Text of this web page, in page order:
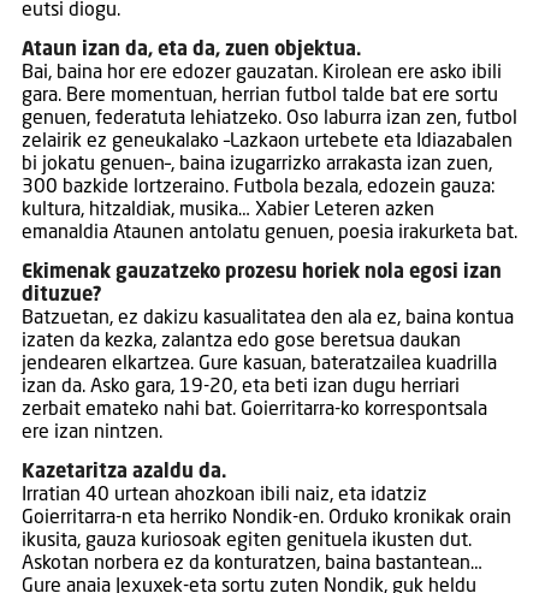
eutsi diogu.
Ataun izan da, eta da, zuen objektua.
Bai, baina hor ere edozer gauzatan. Kirolean ere asko ibili
gara. Bere momentuan, herrian futbol talde bat ere sortu
genuen, federatuta lehiatzeko. Oso laburra izan zen, futbol
zelairik ez geneukalako –Lazkaon urtebete eta Idiazabalen
bi jokatu genuen–, baina izugarrizko arrakasta izan zuen,
300 bazkide lortzeraino. Futbola bezala, edozein gauza:
kultura, hitzaldiak, musika… Xabier Leteren azken
emanaldia Ataunen antolatu genuen, poesia irakurketa bat.
Ekimenak gauzatzeko prozesu horiek nola egosi izan
dituzue?
Batzuetan, ez dakizu kasualitatea den ala ez, baina kontua
izaten da kezka, zalantza edo gose beretsua daukan
jendearen elkartzea. Gure kasuan, bateratzailea kuadrilla
izan da. Asko gara, 19-20, eta beti izan dugu herriari
zerbait emateko nahi bat. Goierritarra-ko korrespontsala
ere izan nintzen.
Kazetaritza azaldu da.
Irratian 40 urtean ahozkoan ibili naiz, eta idatziz
Goierritarra-n eta herriko Nondik-en. Orduko kronikak orain
ikusita, gauza kuriosoak egiten genituela ikusten dut.
Askotan norbera ez da konturatzen, baina bastantean…
Gure anaia Jexuxek-eta sortu zuten Nondik, guk heldu